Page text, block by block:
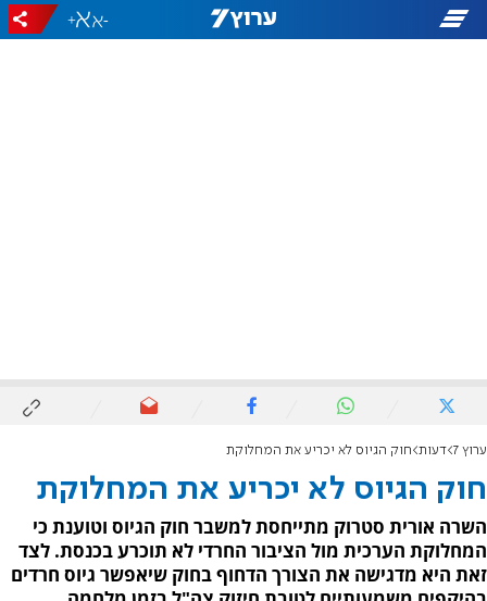
-
+
ערוץ 7 דעות חוק הגיוס לא יכריע את המחלוקת
חוק הגיוס לא יכריע את המחלוקת
השרה אורית סטרוק מתייחסת למשבר חוק הגיוס וטוענת כי
המחלוקת הערכית מול הציבור החרדי לא תוכרע בכנסת. לצד
זאת היא מדגישה את הצורך הדחוף בחוק שיאפשר גיוס חרדים